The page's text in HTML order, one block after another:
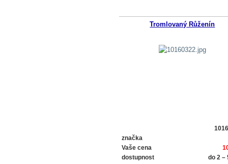
Tromlovaný Růženín
značka
Vaše cena
dostupnost
do 2 –